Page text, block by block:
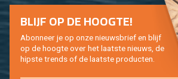
BLIJF OP DE HOOG­TE!
Abon­neer je op onze nieuws­brief en blijf
op de hoog­te over het laat­ste nieuws, de
hip­s­te trends of de laat­ste pro­duc­ten.